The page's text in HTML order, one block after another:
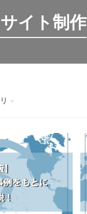
イト制作
イト制作